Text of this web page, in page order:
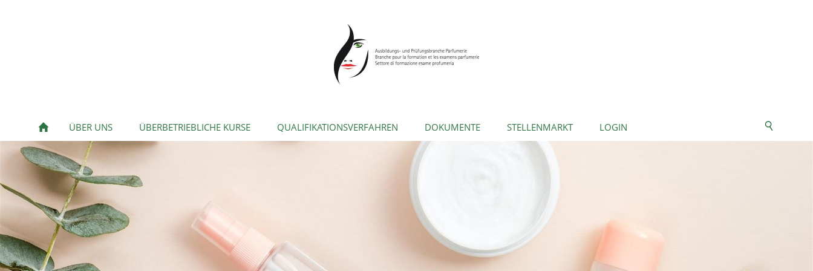
ÜBER UNS ÜBERBETRIEBLICHE KURSE QUALIFIKATIONSVERFAHREN DOKUMENTE STELLENMARKT LOGIN